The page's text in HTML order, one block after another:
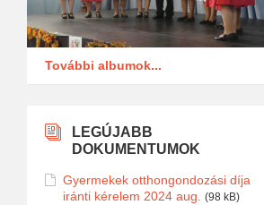
További albumok...
LEGÚJABB
DOKUMENTUMOK
Gyermekek otthongondozási díja
iránti kérelem 2024 aug. (98 kB)